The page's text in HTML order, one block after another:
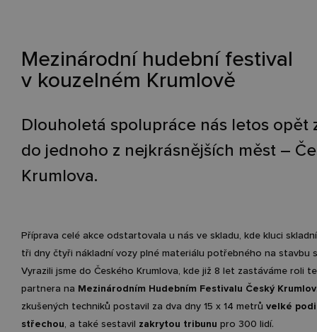
Mezinárodní hudební festival
v kouzelném Krumlově
Dlouholetá spolupráce nás letos opět
do jednoho z nejkrásnějších měst –
Krumlova.
Příprava celé akce odstartovala u nás ve skladu, kde kluci
tři dny čtyři nákladní vozy plné materiálu potřebného na stavbu
Vyrazili jsme do Českého Krumlova, kde již 8 let zastáváme roli
partnera na Mezinárodním Hudebním Festivalu Český Krumlov
zkušených techniků postavil za dva dny 15 x 14 metrů velké
střechou, a také sestavil zakrytou tribunu pro 300 lidí.